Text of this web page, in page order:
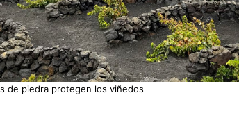
de piedra protegen los viñedos